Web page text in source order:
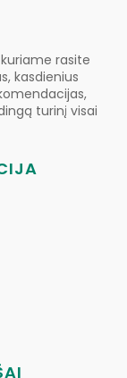
rasite
kasdienius
turinį visai